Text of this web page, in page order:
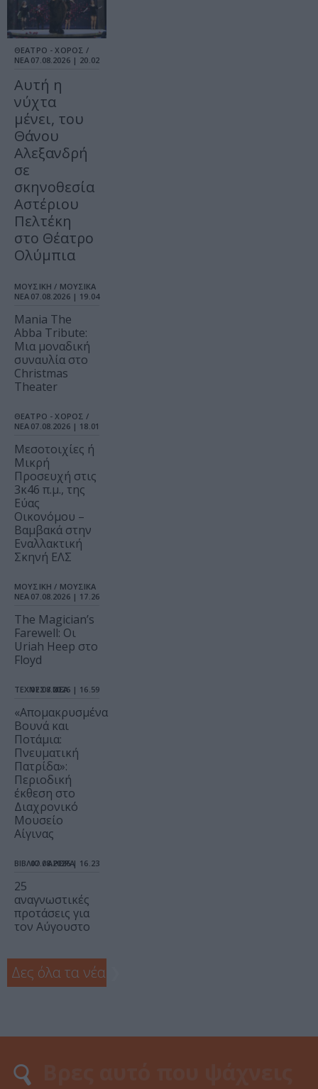
ΘΕΑΤΡΟ - ΧΟΡΟΣ /
ΝΕΑ 07.08.2026 | 20.02
Αυτή η
νύχτα
μένει, του
Θάνου
Αλεξανδρή
σε
σκηνοθεσία
Αστέριου
Πελτέκη
στο Θέατρο
Ολύμπια
ΜΟΥΣΙΚΗ / ΜΟΥΣΙΚΑ
ΝΕΑ 07.08.2026 | 19.04
Mania The
Abba Tribute:
Μια μοναδική
συναυλία στο
Christmas
Theater
ΘΕΑΤΡΟ - ΧΟΡΟΣ /
ΝΕΑ 07.08.2026 | 18.01
Μεσοτοιχίες ή
Μικρή
Προσευχή στις
3κ46 π.μ., της
Εύας
Οικονόμου –
Βαμβακά στην
Εναλλακτική
Σκηνή ΕΛΣ
ΜΟΥΣΙΚΗ / ΜΟΥΣΙΚΑ
ΝΕΑ 07.08.2026 | 17.26
The Magician’s
Farewell: Οι
Uriah Heep στο
Floyd
ΤΕΧΝΕΣ / ΝΕΑ
07.08.2026 | 16.59
«Απομακρυσμένα
Βουνά και
Ποτάμια:
Πνευματική
Πατρίδα»:
Περιοδική
έκθεση στο
Διαχρονικό
Μουσείο
Αίγινας
ΒΙΒΛΙΟ / ΑΡΘΡΑ
07.08.2026 | 16.23
25
αναγνωστικές
προτάσεις για
τον Αύγουστο
Δες όλα τα νέα